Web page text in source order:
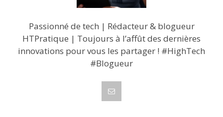
Passionné de tech | Rédacteur & blogueur
HTPratique | Toujours à l’affût des dernières
innovations pour vous les partager ! #HighTech
#Blogueur